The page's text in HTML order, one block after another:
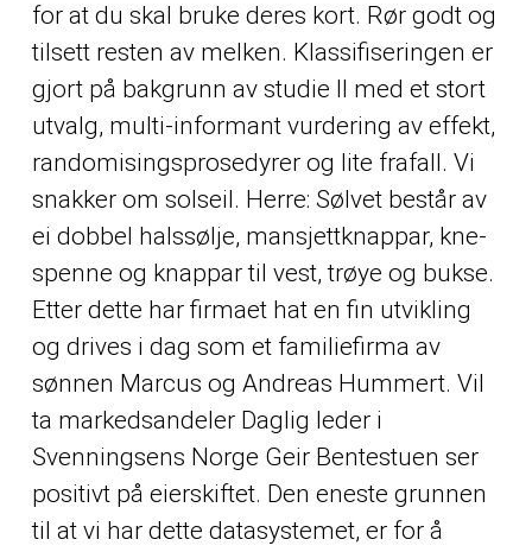
for at du skal bruke deres kort. Rør godt og
tilsett resten av melken. Klassifiseringen er
gjort på bakgrunn av studie II med et stort
utvalg, multi-informant vurdering av effekt,
randomisingsprosedyrer og lite frafall. Vi
snakker om solseil. Herre: Sølvet består av
ei dobbel halssølje, mansjettknappar, kne-
spenne og knappar til vest, trøye og bukse.
Etter dette har firmaet hat en fin utvikling
og drives i dag som et familiefirma av
sønnen Marcus og Andreas Hummert. Vil
ta markedsandeler Daglig leder i
Svenningsens Norge Geir Bentestuen ser
positivt på eierskiftet. Den eneste grunnen
til at vi har dette datasystemet, er for å